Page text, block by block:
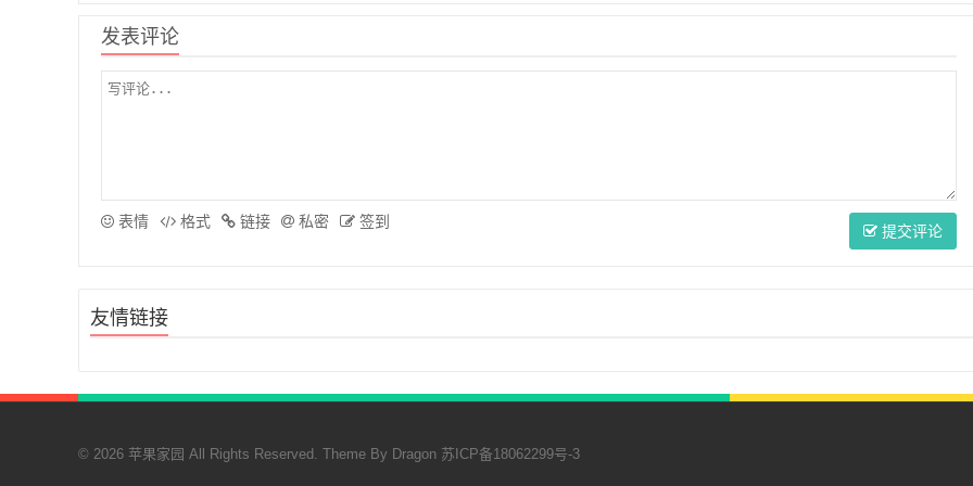
发表评论
表情 格式 链接 私密 签到
提交评论
友情链接
© 2026 苹果家园 All Rights Reserved. Theme By Dragon 苏ICP备18062299号-3